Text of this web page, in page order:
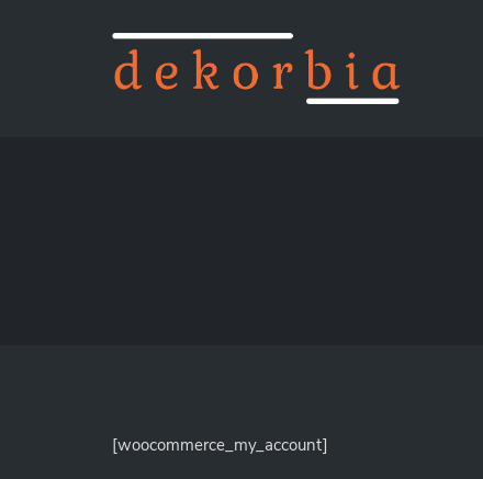
[woocommerce_my_account]